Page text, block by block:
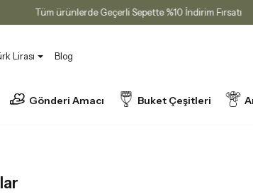
Tüm ürünlerde Geçerli Sepette %10 İndirim
Lirası Blog
Gönderi Amacı Buket Çeşitleri